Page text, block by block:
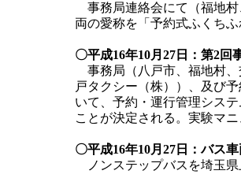
事務局連絡会にて（福地村
両の愛称を「予約式ふくち
〇平成16年10月27日：第2回
事務局（八戸市、福地村、
戸タクシー（株））、及び
いて、予約・運行管理シス
ことが決定される。実験マ
〇平成16年10月27日：バス
ノンステップバスを埼玉県